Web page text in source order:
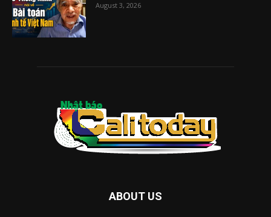
August 3, 2026
ABOUT US